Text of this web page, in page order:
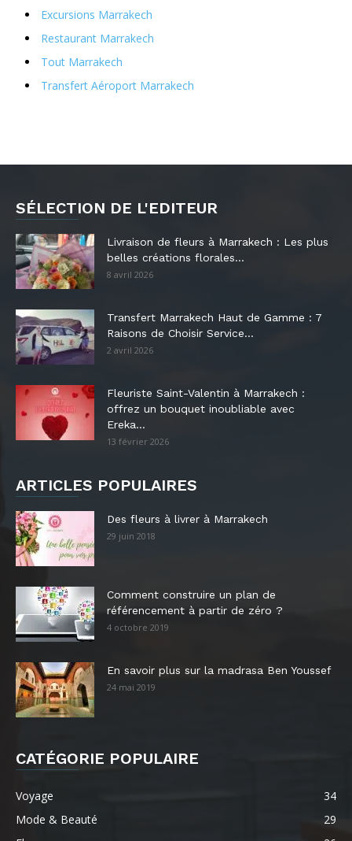
Excursions Marrakech
Restaurant Marrakech
Tout Marrakech
Transfert Aéroport Marrakech
SÉLECTION DE L'EDITEUR
Livraison de fleurs à Marrakech : Les plus
belles créations florales...
8 avril 2026
Transfert Marrakech Haut de Gamme : 7
Raisons de Choisir Service...
2 avril 2026
Fleuriste Saint-Valentin à Marrakech :
offrez un bouquet inoubliable avec
Ereka...
13 février 2026
ARTICLES POPULAIRES
Des fleurs à livrer à Marrakech
29 juin 2018
Comment construire un plan de
référencement à partir de zéro ?
4 octobre 2019
En savoir plus sur la madrasa Ben Youssef
24 mai 2019
CATÉGORIE POPULAIRE
Voyage
34
Mode & Beauté
29